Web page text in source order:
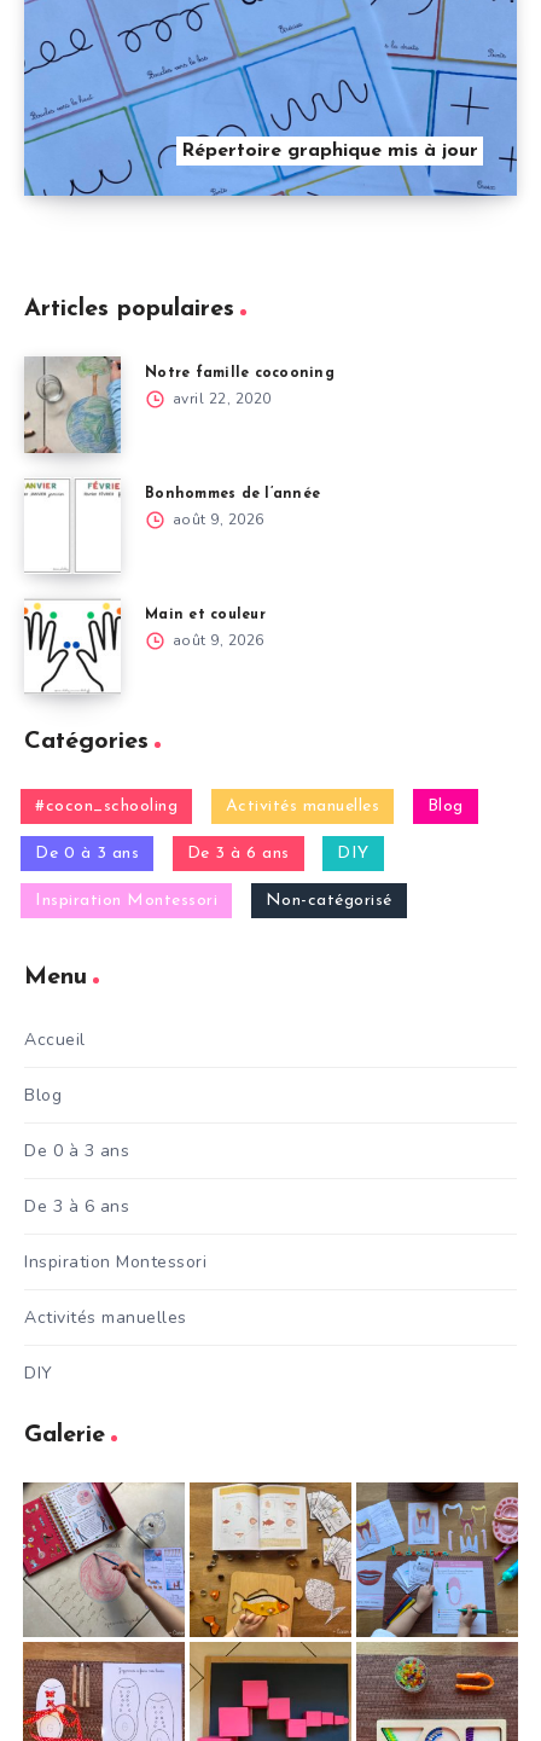
Répertoire graphique mis à jour
Articles populaires
Notre famille cocooning
avril 22, 2020
Bonhommes de l’année
août 9, 2026
Main et couleur
août 9, 2026
Catégories
#cocon_schooling Activités manuelles Blog
De 0 à 3 ans De 3 à 6 ans DIY
Inspiration Montessori Non-catégorisé
Menu
Accueil
Blog
De 0 à 3 ans
De 3 à 6 ans
Inspiration Montessori
Activités manuelles
DIY
Galerie